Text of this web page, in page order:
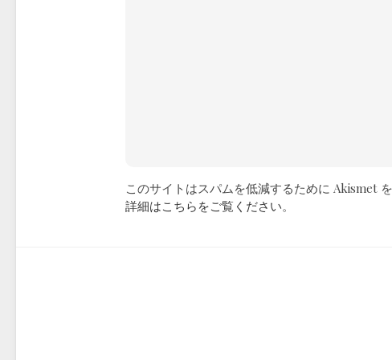
このサイトはスパムを低減するために Akismet を
詳細はこちらをご覧ください。